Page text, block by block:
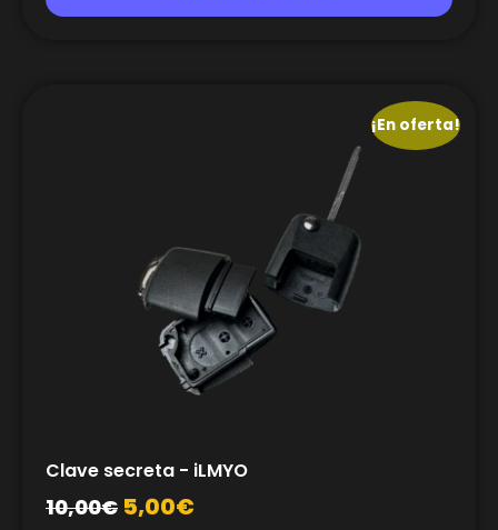
¡En oferta!
Clave secreta - iLMYO
10,00€ 5,00€